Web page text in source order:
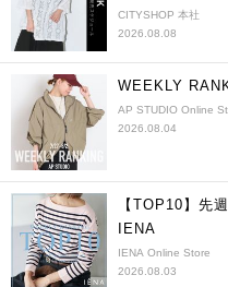
CITYSHOP 本社
2026.08.08
WEEKLY
AP STUDIO Online
2026.08.04
【TOP10】先
IENA
IENA Online Store
2026.08.03